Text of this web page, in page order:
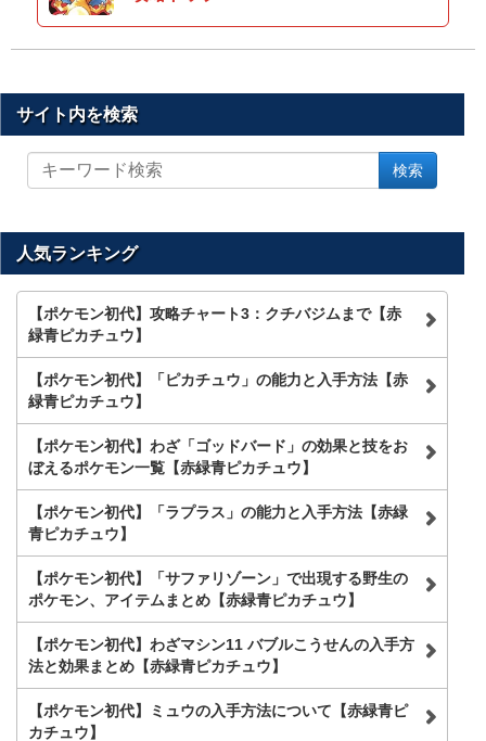
サイト内を検索
イ
を
索
検索
人気ランキング
【ポケモン初代】攻略チャート3：クチバジムまで【赤
緑青ピカチュウ】
【ポケモン初代】「ピカチュウ」の能力と入手方法【赤
緑青ピカチュウ】
【ポケモン初代】わざ「ゴッドバード」の効果と技をお
ぼえるポケモン一覧【赤緑青ピカチュウ】
【ポケモン初代】「ラプラス」の能力と入手方法【赤緑
青ピカチュウ】
【ポケモン初代】「サファリゾーン」で出現する野生の
ポケモン、アイテムまとめ【赤緑青ピカチュウ】
【ポケモン初代】わざマシン11 バブルこうせんの入手方
法と効果まとめ【赤緑青ピカチュウ】
【ポケモン初代】ミュウの入手方法について【赤緑青ピ
カチュウ】